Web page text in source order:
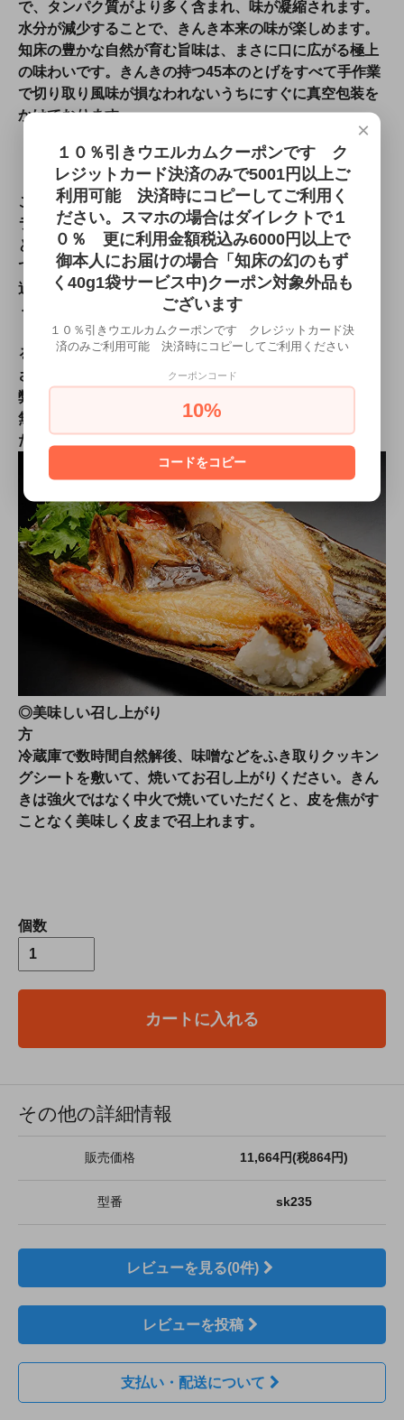
で、タンパク質がより多く含まれ、味が凝縮されます。
水分が減少することで、きんき本来の味が楽しめます。
知床の豊かな自然が育む旨味は、まさに口に広がる極上
の味わいです。きんきの持つ45本のとげをすべて手作業
で切り取り風味が損なわれないうちにすぐに真空包装を
かけております
このセットは、ギフト用にも最適です。知床の最高級ブ
ランド品を贈ることで、相手に喜びと満足感を与えるこ
とができるでしょう。また、ご家族や友人とのお食事会
でも活躍します。豪華な海の幸で、華やかなひとときを
過ごしませんか。
＜取り扱い注意事項＞
・到着後は冷凍保存をしていただき、お召し上がりにな
るときに冷蔵解凍して開封後は早めにお召し上がりくだ
さい。
弊社で送料を負担させていただいております。再配達の
無いよう余裕を持ってご注文いただきますようお願いい
たします。
◎美味しい召し上がり
冷蔵庫で数時間自然解後、味噌などをふき取りクッキン
グシートを敷いて、焼いてお召し上がりください。きん
きは強火ではなく中火で焼いていただくと、皮を焦がす
ことなく美味しく皮まで召上れます。
個数
カートに入れる
その他の詳細情報
販売価格 11,664円(税864円)
型番 sk235
レビューを見る(0件)
レビューを投稿
支払い・配送について
×
１０％引きウエルカムクーポンです ク
レジットカード決済のみで5001円以上ご
利用可能 決済時にコピーしてご利用く
ださい。スマホの場合はダイレクトで１
０％ 更に利用金額税込み6000円以上で
御本人にお届けの場合「知床の幻のもず
く40g1袋サービス中)クーポン対象外品も
ございます
１０％引きウエルカムクーポンです クレジットカード決
済のみご利用可能 決済時にコピーしてご利用ください
クーポンコード
10%
コードをコピー